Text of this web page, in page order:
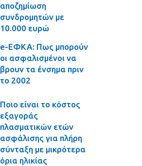
αποζημίωση
συνδρομητών με
10.000 ευρώ
e-ΕΦΚΑ: Πως μπορούν
οι ασφαλισμένοι να
βρουν τα ένσημα πριν
το 2002
Ποιο είναι το κόστος
εξαγοράς
πλασματικών ετών
ασφάλισης για πλήρη
σύνταξη με μικρότερα
όρια ηλικίας